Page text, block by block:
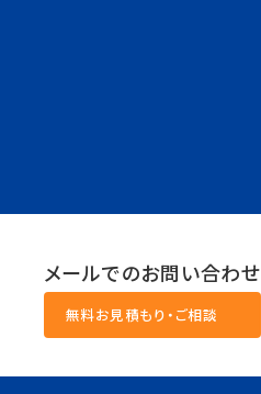
メールでのお問い合わせ
無料お見積もり・ご相談